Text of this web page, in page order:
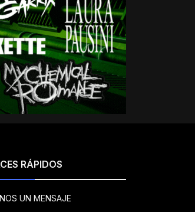
RÁPIDOS
UN MENSAJE